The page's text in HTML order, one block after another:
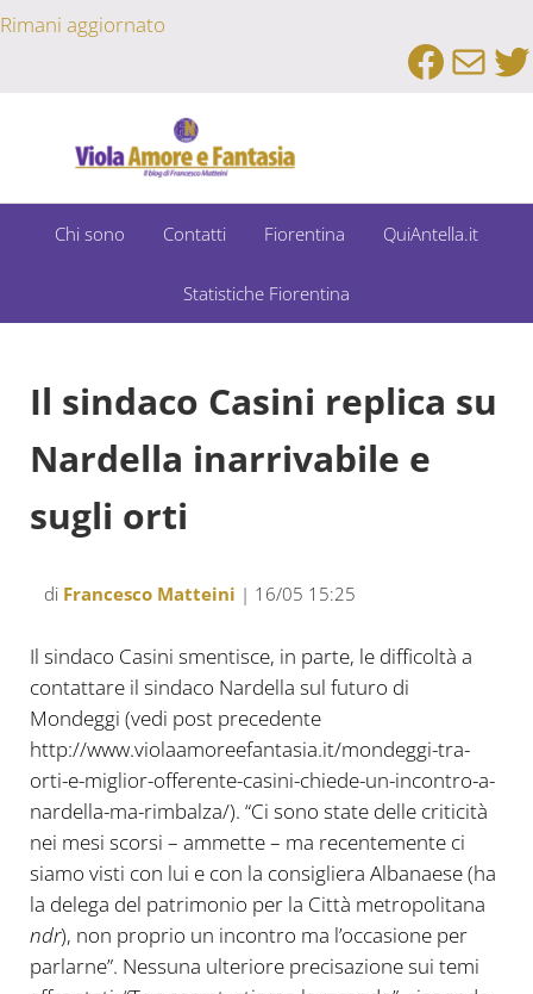
Passa al contenuto principale
Skip to after header navigation
Skip to site footer
Rimani aggiornato
Viola Amore e Fantasia
Chi sono Contatti Fiorentina QuiAntella.it
Statistiche Fiorentina
Il sindaco Casini replica su
Nardella inarrivabile e
sugli orti
di Francesco Matteini | 16/05 15:25
Il sindaco Casini smentisce, in parte, le difficoltà a
contattare il sindaco Nardella sul futuro di
Mondeggi (vedi post precedente
http://www.violaamoreefantasia.it/mondeggi-tra-
orti-e-miglior-offerente-casini-chiede-un-incontro-a-
nardella-ma-rimbalza/). “Ci sono state delle criticità
nei mesi scorsi – ammette – ma recentemente ci
siamo visti con lui e con la consigliera Albanaese (ha
la delega del patrimonio per la Città metropolitana
ndr), non proprio un incontro ma l’occasione per
parlarne”. Nessuna ulteriore precisazione sui temi